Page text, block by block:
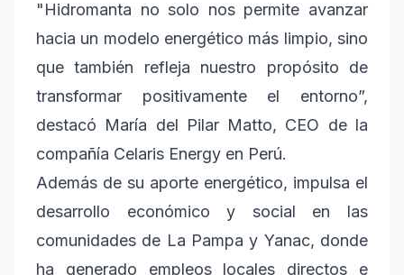
"Hidromanta no solo nos permite avanzar
hacia un modelo energético más limpio, sino
que también refleja nuestro propósito de
transformar positivamente el entorno”,
destacó María del Pilar Matto, CEO de la
compañía Celaris Energy en Perú.
Además de su aporte energético, impulsa el
desarrollo económico y social en las
comunidades de La Pampa y Yanac, donde
ha generado empleos locales directos e